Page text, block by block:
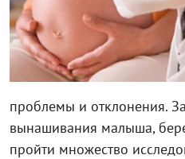
проблемы и отклонения.
вынашивания малыша,
пройти множество